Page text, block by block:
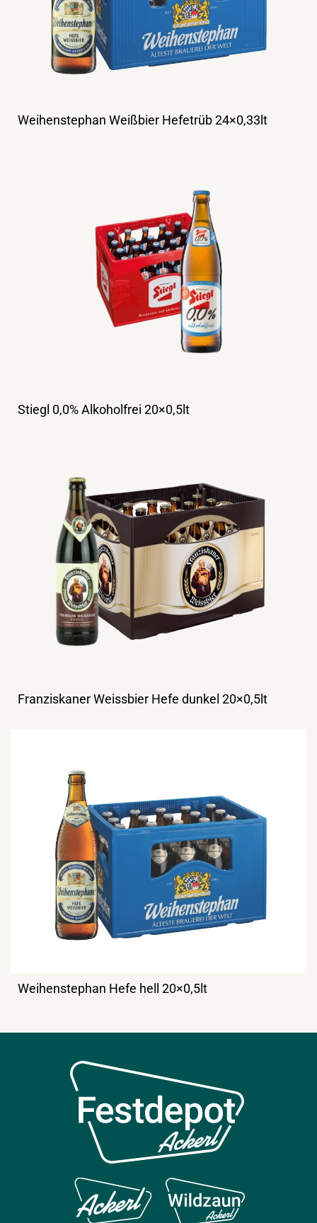
Weihenstephan Weißbier Hefetrüb 24×0,33lt
Stiegl 0,0% Alkoholfrei 20×0,5lt
Franziskaner Weissbier Hefe dunkel 20×0,5lt
Weihenstephan Hefe hell 20×0,5lt